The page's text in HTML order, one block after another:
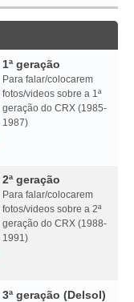
1ª geração
Para falar/colocarem
fotos/videos sobre a 1ª
geração do CRX (1985-
1987)
2ª geração
Para falar/colocarem
fotos/videos sobre a 2ª
geração do CRX (1988-
1991)
3ª geração (Delsol)